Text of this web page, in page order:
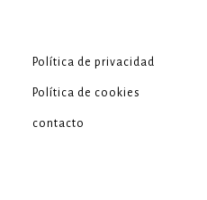
Política de privacidad
Política de cookies
contacto